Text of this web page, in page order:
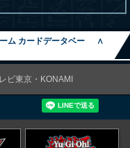
ム カードデータベー
∧
ビ東京・KONAMI